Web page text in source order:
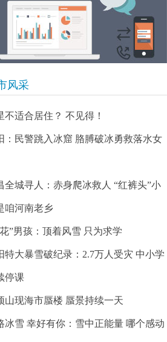
风采
不适合居住？ 不见得！
：民警跳入冰窟 胳膊破冰勇救落水女
全城寻人：赤身爬冰救人 “红裤头”小
咱河南老乡
”男孩：顶着风雪 只为求学
特大暴雪破纪录：2.7万人受灾 中小学
停课
山现海市蜃楼 蜃景持续一天
冰雪 幸好有你：雪中正能量 哪个感动